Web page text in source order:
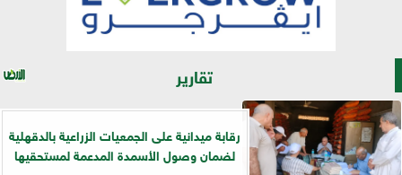
تقارير
رقابة ميدانية على الجمعيات الزراعية بالدقهلية
لضمان وصول الأسمدة المدعمة لمستحقيها